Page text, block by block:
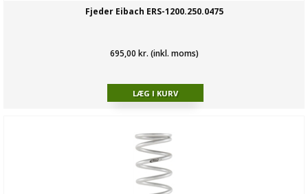
Fjeder Eibach ERS-1200.250.0475
695,00 kr. (inkl. moms)